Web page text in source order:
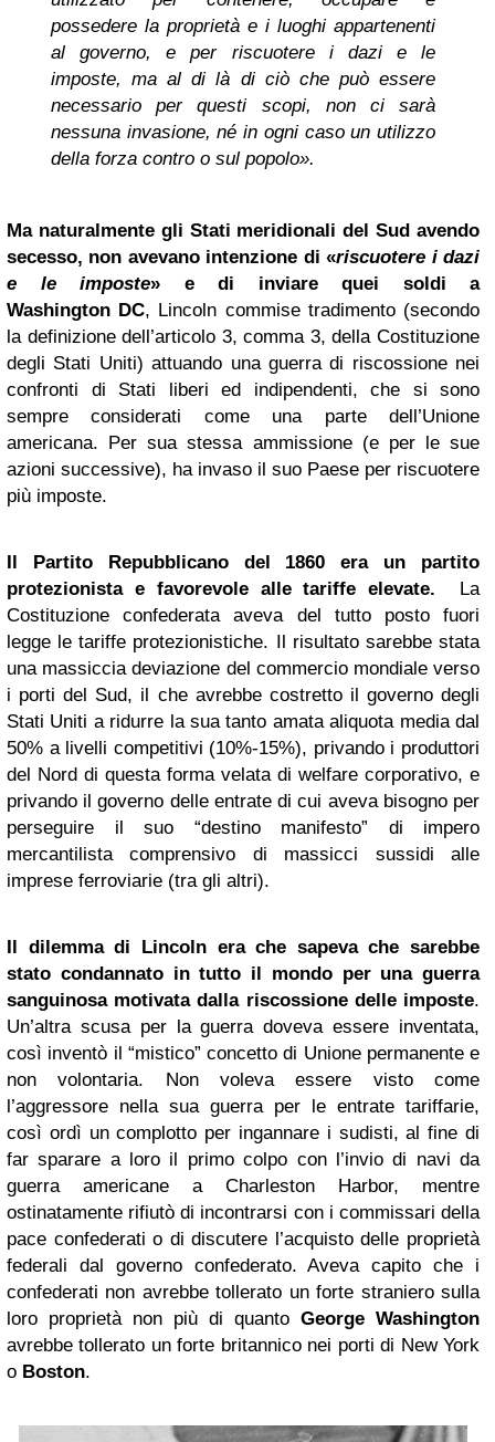
possedere la proprietà e i luoghi appartenenti
al governo, e per riscuotere i dazi e le
imposte, ma al di là di ciò che può essere
necessario per questi scopi, non ci sarà
nessuna invasione, né in ogni caso un utilizzo
della forza contro o sul popolo».
Ma naturalmente gli Stati meridionali del Sud avendo
secesso, non avevano intenzione di «riscuotere i dazi
e le imposte» e di inviare quei soldi a
Washington DC, Lincoln commise tradimento (secondo
la definizione dell’articolo 3, comma 3, della Costituzione
degli Stati Uniti) attuando una guerra di riscossione nei
confronti di Stati liberi ed indipendenti, che si sono
sempre considerati come una parte dell’Unione
americana. Per sua stessa ammissione (e per le sue
azioni successive), ha invaso il suo Paese per riscuotere
più imposte.
Il Partito Repubblicano del 1860 era un partito
protezionista e favorevole alle tariffe elevate.
La
Costituzione confederata aveva del tutto posto fuori
legge le tariffe protezionistiche. Il risultato sarebbe stata
una massiccia deviazione del commercio mondiale verso
i porti del Sud, il che avrebbe costretto il governo degli
Stati Uniti a ridurre la sua tanto amata aliquota media dal
50% a livelli competitivi (10%-15%), privando i produttori
del Nord di questa forma velata di welfare corporativo, e
privando il governo delle entrate di cui aveva bisogno per
perseguire il suo “destino manifesto” di impero
mercantilista comprensivo di massicci sussidi alle
imprese ferroviarie (tra gli altri).
Il dilemma di Lincoln era che sapeva che sarebbe
stato condannato in tutto il mondo per una guerra
sanguinosa motivata dalla riscossione delle imposte.
Un’altra scusa per la guerra doveva essere inventata,
così inventò il “mistico” concetto di Unione permanente e
non volontaria. Non voleva essere visto come
l’aggressore nella sua guerra per le entrate tariffarie,
così ordì un complotto per ingannare i sudisti, al fine di
far sparare a loro il primo colpo con l’invio di navi da
guerra americane a Charleston Harbor, mentre
ostinatamente rifiutò di incontrarsi con i commissari della
pace confederati o di discutere l’acquisto delle proprietà
federali dal governo confederato. Aveva capito che i
confederati non avrebbe tollerato un forte straniero sulla
loro proprietà non più di quanto George Washington
avrebbe tollerato un forte britannico nei porti di New York
o Boston.